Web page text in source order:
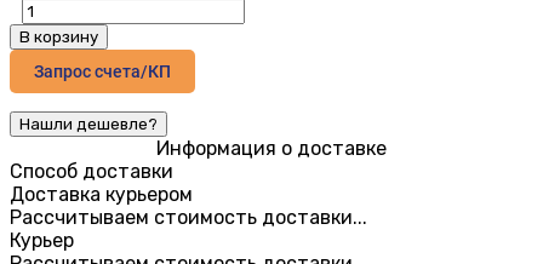
В корзину
Запрос счета/КП
Информация о доставке
Способ доставки
Доставка курьером
Рассчитываем стоимость доставки...
Курьер